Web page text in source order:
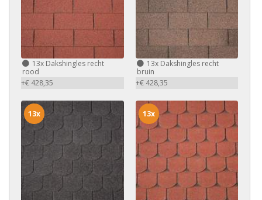
13x Dakshingles recht
rood
+€ 428,35
13xDakshingles recht
bruin
+€ 428,35
13x 13x